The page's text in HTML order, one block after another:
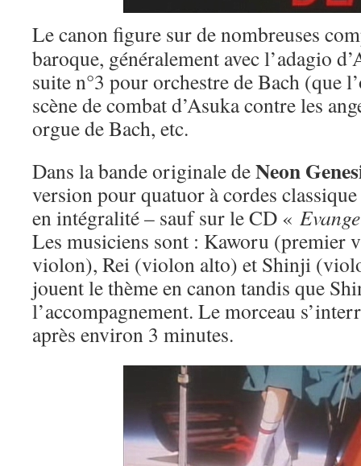
Le canon figure sur de nombreuses
baroque, généralement avec l’adagio
suite n°3 pour orchestre de Bach (que
scène de combat d’Asuka contre les
orgue de Bach, etc.
Dans la bande originale deNeon
version pour quatuor à cordes
en intégralité – sauf sur le CD «
Les musiciens sont : Kaworu (premier
violon), Rei (violon alto) et Shinji
jouent le thème en canon tandis que
l’accompagnement. Le morceau
après environ 3 minutes.